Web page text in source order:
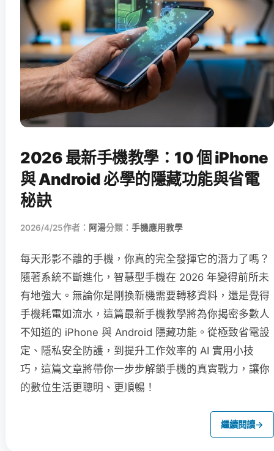
2026 最新手機教學：10 個 iPhone
與 Android 必學的隱藏功能與省電
秘訣
2026/4/25作者： 阿湯分類： 手機應用教學
每天形影不離的手機，你真的完全發揮它的潛力了嗎？
隨著系統不斷進化，智慧型手機在 2026 年變得前所未
有地強大。無論你是剛換新機需要轉移資料，還是覺得
手機耗電如流水，這篇最新手機教學將為你揭密多數人
不知道的 iPhone 與 Android 隱藏功能。從極致省電設
定、隱私安全防護，到提升工作效率的 AI 實用小技
巧，這篇文章將帶你一步步解鎖手機的真實戰力，讓你
的數位生活更聰明、更順暢！
繼續閱讀→